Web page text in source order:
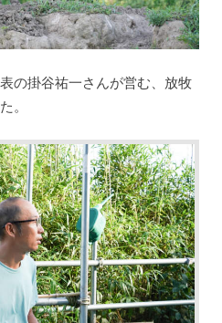
の掛谷祐一さんが営む、放牧
。